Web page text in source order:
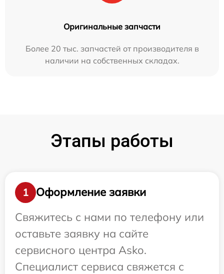
Оригинальные запчасти
Более 20 тыс. запчастей от производителя в
наличии на собственных складах.
Этапы работы
1
Оформление заявки
Свяжитесь с нами по телефону или
оставьте заявку на сайте
сервисного центра Asko.
Специалист сервиса свяжется с